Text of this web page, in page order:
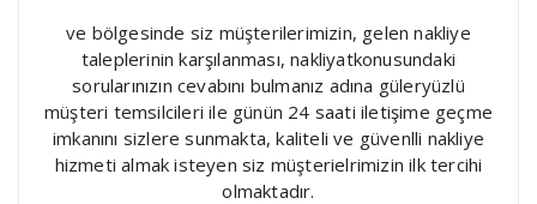
ve bölgesinde siz müşterilerimizin, gelen nakliye
taleplerinin karşılanması, nakliyatkonusundaki
sorularınızın cevabını bulmanız adına güleryüzlü
müşteri temsilcileri ile günün 24 saati iletişime geçme
imkanını sizlere sunmakta, kaliteli ve güvenlli nakliye
hizmeti almak isteyen siz müşterielrimizin ilk tercihi
olmaktadır.